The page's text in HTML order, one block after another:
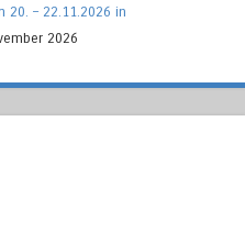
20. – 22.11.2026 in
2026